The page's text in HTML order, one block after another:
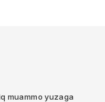
muammo yuzaga